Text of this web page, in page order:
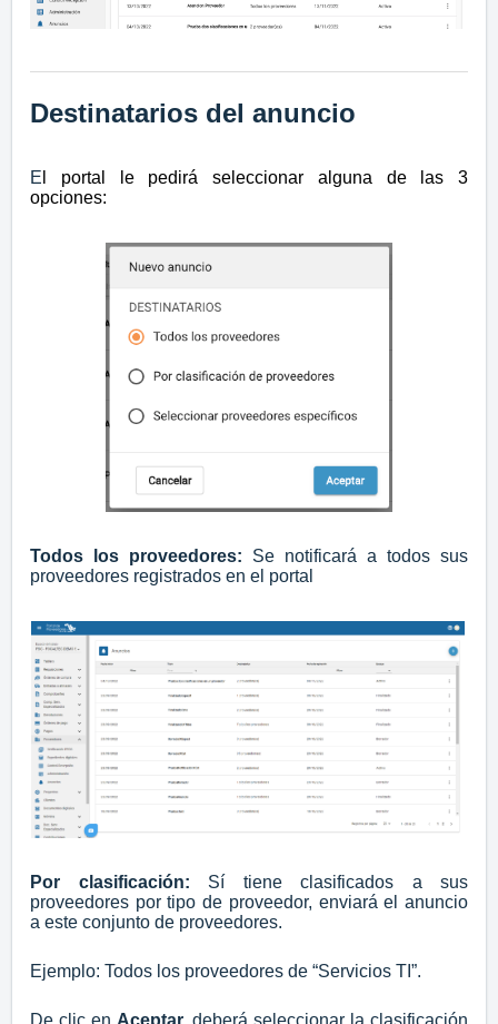
Destinatarios del anuncio
E l portal le pedirá seleccionar alguna de las 3
opciones:
Todos los proveedores: Se notificará a todos sus
proveedores registrados en el portal
Por clasificación: Sí tiene clasificados a sus
proveedores por tipo de proveedor, enviará el anuncio
a este conjunto de proveedores.
Ejemplo: Todos los proveedores de “Servicios TI”.